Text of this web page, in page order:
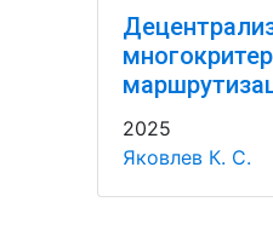
2025
Яковлев К. С.